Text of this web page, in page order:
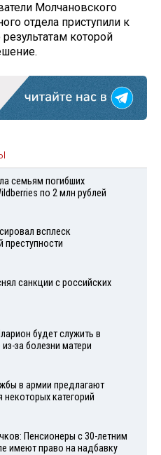
Молчановского
отдела приступили к
которой
семьям погибших
по 2 млн рублей
всплеск
преступности
санкции с российских
будет служить в
за болезни матери
в армии предлагают
некоторых категорий
Пенсионеры с 30-летним
имеют право на надбавку